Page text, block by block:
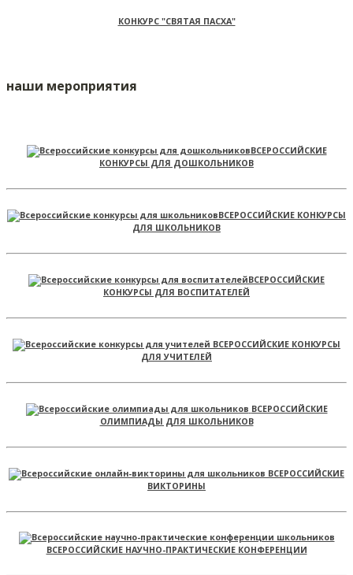
КОНКУРС "СВЯТАЯ ПАСХА"
наши мероприятия
ВСЕРОССИЙСКИЕ
КОНКУРСЫ ДЛЯ ДОШКОЛЬНИКОВ
ВСЕРОССИЙСКИЕ КОНКУРСЫ
ДЛЯ ШКОЛЬНИКОВ
ВСЕРОССИЙСКИЕ
КОНКУРСЫ ДЛЯ ВОСПИТАТЕЛЕЙ
ВСЕРОССИЙСКИЕ КОНКУРСЫ
ДЛЯ УЧИТЕЛЕЙ
ВСЕРОССИЙСКИЕ
ОЛИМПИАДЫ ДЛЯ ШКОЛЬНИКОВ
ВСЕРОССИЙСКИЕ
ВИКТОРИНЫ
ВСЕРОССИЙСКИЕ НАУЧНО-ПРАКТИЧЕСКИЕ КОНФЕРЕНЦИИ